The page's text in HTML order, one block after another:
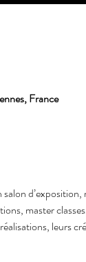
France
master
leurs